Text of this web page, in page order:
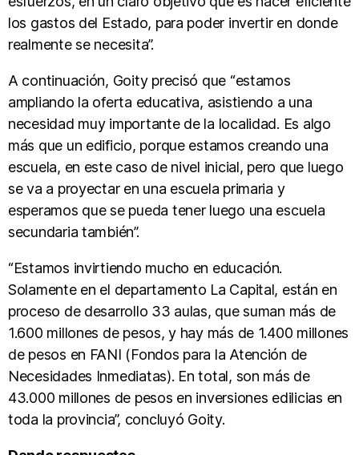
los gastos del Estado, para poder invertir en donde
realmente se necesita”.
A continuación, Goity precisó que “estamos
ampliando la oferta educativa, asistiendo a una
necesidad muy importante de la localidad. Es algo
más que un edificio, porque estamos creando una
escuela, en este caso de nivel inicial, pero que luego
se va a proyectar en una escuela primaria y
esperamos que se pueda tener luego una escuela
secundaria también”.
“Estamos invirtiendo mucho en educación.
Solamente en el departamento La Capital, están en
proceso de desarrollo 33 aulas, que suman más de
1.600 millones de pesos, y hay más de 1.400 millones
de pesos en FANI (Fondos para la Atención de
Necesidades Inmediatas). En total, son más de
43.000 millones de pesos en inversiones edilicias en
toda la provincia”, concluyó Goity.